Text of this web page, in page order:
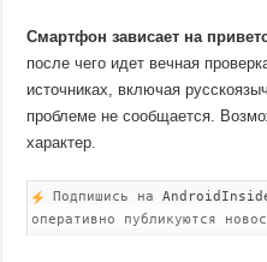
Смартфон зависает на
после чего идет вечная
источниках, включая
проблеме не сообщается.
характер.
Подпишись на
оперативно публикуются